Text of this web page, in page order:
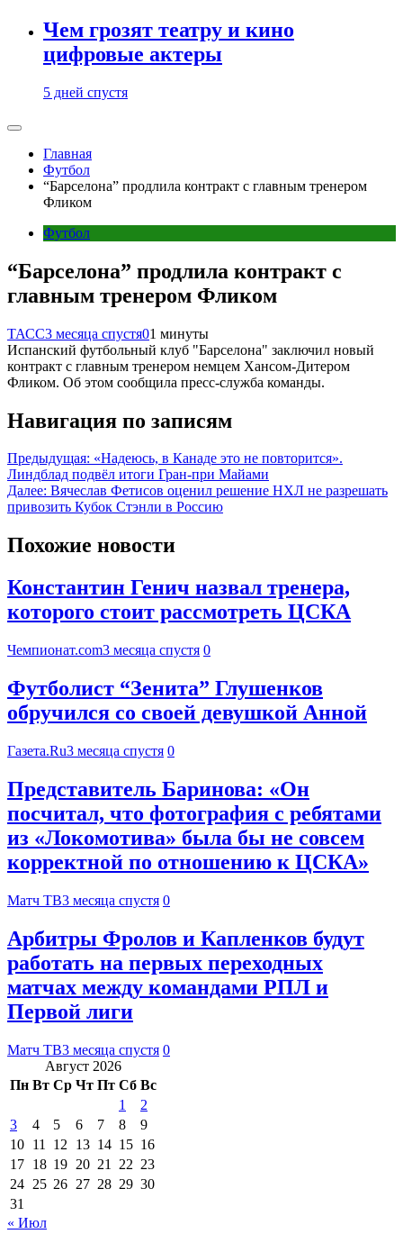
Чем грозят театру и кино
цифровые актеры
5 дней спустя
Главная
Футбол
“Барселона” продлила контракт с главным тренером
Фликом
Футбол
“Барселона” продлила контракт с
главным тренером Фликом
ТАСС3 месяца спустя01 минуты
Испанский футбольный клуб "Барселона" заключил новый
контракт с главным тренером немцем Хансом-Дитером
Фликом. Об этом сообщила пресс-служба команды.
Навигация по записям
Предыдущая: «Надеюсь, в Канаде это не повторится».
Линдблад подвёл итоги Гран-при Майами
Далее: Вячеслав Фетисов оценил решение НХЛ не разрешать
привозить Кубок Стэнли в Россию
Похожие новости
Константин Генич назвал тренера,
которого стоит рассмотреть ЦСКА
Чемпионат.com3 месяца спустя 0
Футболист “Зенита” Глушенков
обручился со своей девушкой Анной
Газета.Ru3 месяца спустя 0
Представитель Баринова: «Он
посчитал, что фотография с ребятами
из «Локомотива» была бы не совсем
корректной по отношению к ЦСКА»
Матч ТВ3 месяца спустя 0
Арбитры Фролов и Капленков будут
работать на первых переходных
матчах между командами РПЛ и
Первой лиги
Матч ТВ3 месяца спустя 0
Август 2026
Пн Вт Ср Чт Пт Сб Вс
1
2
3
4 5 6 7 8
9
10 11 12 13 14 15 16
17 18 19 20 21 22 23
24 25 26 27 28 29 30
31
« Июл